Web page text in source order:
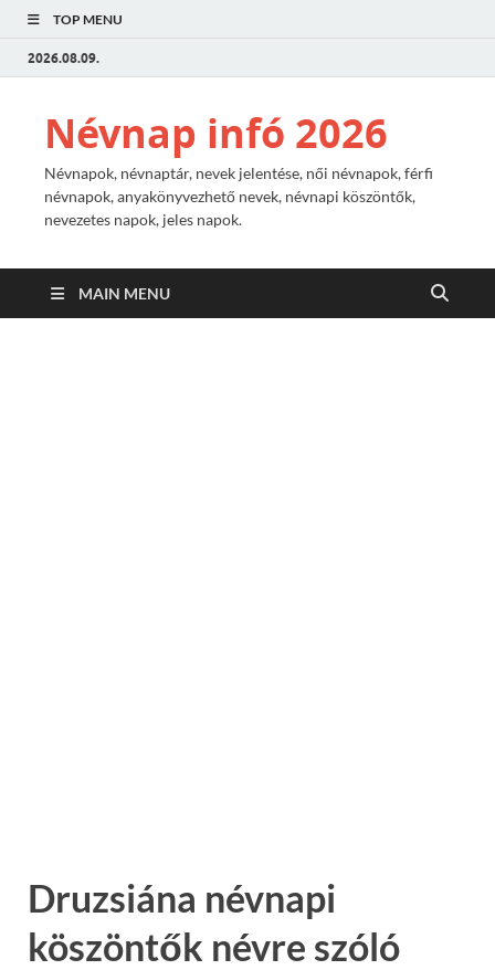
TOP MENU
2026.08.09.
Névnap infó 2026
Névnapok, névnaptár, nevek jelentése, női névnapok, férfi
névnapok, anyakönyvezhető nevek, névnapi köszöntők,
nevezetes napok, jeles napok.
MAIN MENU
Druzsiána névnapi
köszöntők névre szóló